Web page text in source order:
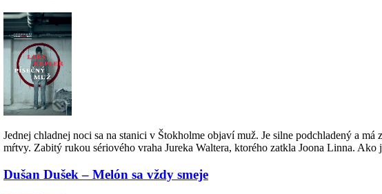
Jednej chladnej noci sa na stanici v Štokholme objaví muž. Je silne podchladený a
mŕtvy. Zabitý rukou sériového vraha Jureka Waltera, ktorého zatkla Joona Linna.
Dušan Dušek – Melón sa vždy smeje